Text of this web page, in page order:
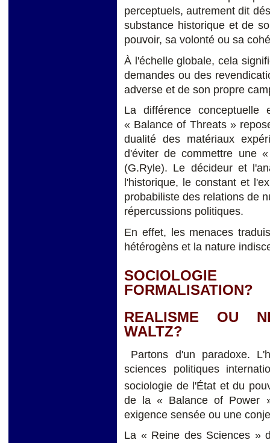
perceptuels, autrement dit
substance historique et de
pouvoir, sa volonté ou sa
À l'échelle globale, cela
demandes ou des
adverse et de son propre
La différence
« Balance of Threats »
dualité des matériaux
d'éviter de commettre une
(G.Ryle). Le décideur et
l'historique, le constant et
probabiliste des relations de
répercussions politiques.
En effet, les menaces
hétérogèns et la nature
FORMALISATION?
REALISME OU
WALTZ?
Partons d'un paradoxe.
sciences politiques
sociologie de l'État et du
de la « Balance of Power
exigence sensée ou une
La « Reine des Sciences »